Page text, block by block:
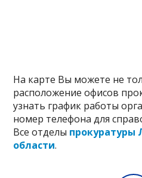
На карте Вы можете не
расположение офисов
узнать график работы
номер телефона для
Все отделы прокуратуры
области.